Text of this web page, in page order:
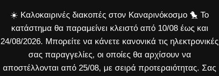
☀️ Καλοκαιρινές διακοπές στον Καναρινόκοσμο 🐤 Το
κατάστημα θα παραμείνει κλειστό από 10/08 έως και
24/08/2026. Μπορείτε να κάνετε κανονικά τις ηλεκτρονικές
σας παραγγελίες, οι οποίες θα αρχίσουν να
αποστέλλονται από 25/08, με σειρά προτεραιότητας. Σας
στο
περιεχόμενο
3kg
ποσότητα